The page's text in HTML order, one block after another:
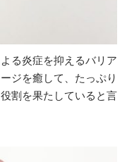
る炎症を抑えるバリア
ジを癒して、たっぷり
割を果たしていると言